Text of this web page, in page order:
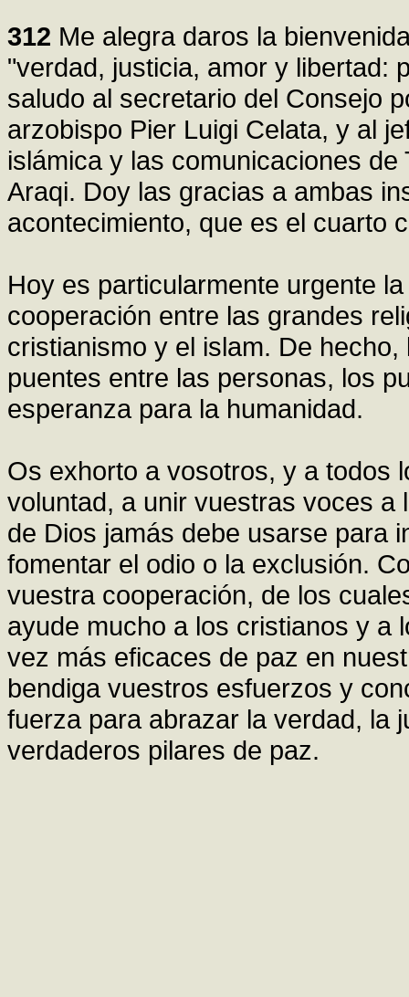
312 Me alegra daros la
"verdad, justicia, amor y libertad:
saludo al secretario del Consejo
arzobispo Pier Luigi Celata, y al
islámica y las comunicaciones
Araqi. Doy las gracias a ambas
acontecimiento, que es el cuarto
Hoy es particularmente urgente
cooperación entre las grandes
cristianismo y el islam. De
puentes entre las personas, los
esperanza para la humanidad.
Os exhorto a vosotros, y a todos
voluntad, a unir vuestras voces
de Dios jamás debe usarse para
fomentar el odio o la exclusión.
vuestra cooperación, de los
ayude mucho a los cristianos y a
vez más eficaces de paz en
bendiga vuestros esfuerzos y
fuerza para abrazar la verdad, la
verdaderos pilares de paz.